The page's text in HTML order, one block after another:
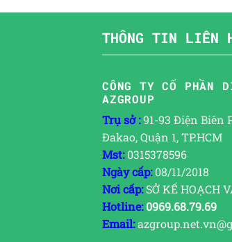
THÔNG TIN LIÊN
CÔNG TY CỔ PHẦN
AZGROUP
Trụ sở :91-93 Điện Biên
Đakao, Quận 1, TP.HCM
Mst:0315378596
Ngày cấp:08/11/2018
Nơi cấp:SỞ KẾ HOẠCH
Hotline: 0969.68.79.69
Email: